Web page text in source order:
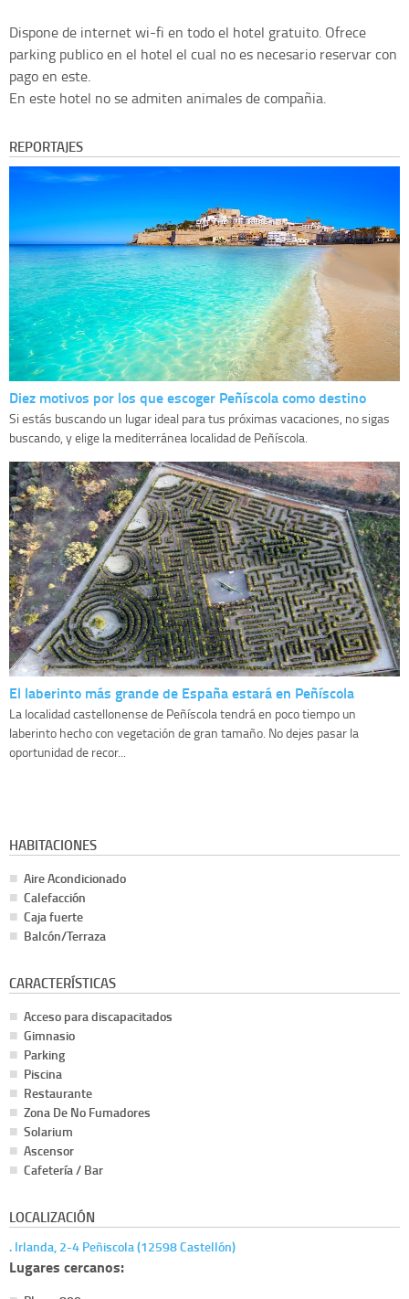
Dispone de internet wi-fi en todo el hotel gratuito. Ofrece
parking publico en el hotel el cual no es necesario reservar con
pago en este.
En este hotel no se admiten animales de compañia.
REPORTAJES
Diez motivos por los que escoger Peñíscola como destino
Si estás buscando un lugar ideal para tus próximas vacaciones, no sigas
buscando, y elige la mediterránea localidad de Peñíscola.
El laberinto más grande de España estará en Peñíscola
La localidad castellonense de Peñíscola tendrá en poco tiempo un
laberinto hecho con vegetación de gran tamaño. No dejes pasar la
oportunidad de recor...
HABITACIONES
Aire Acondicionado
Calefacción
Caja fuerte
Balcón/Terraza
CARACTERÍSTICAS
Acceso para discapacitados
Gimnasio
Parking
Piscina
Restaurante
Zona De No Fumadores
Solarium
Ascensor
Cafetería / Bar
LOCALIZACIÓN
. Irlanda, 2-4 Peñiscola (12598 Castellón)
Lugares cercanos: